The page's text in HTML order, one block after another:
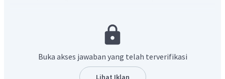
Ketua : RA. Sukonto (Wanito Utomo)
Wakil Ketua : Siti Munjiah (Aisyiah)
Sekretaris II : Siti Sunaryati (Puteri lndonesia)
Bendahara I : RA. Harjodin.ingrat (Wanito Katolik)
Buka akses jawaban yang telah terverifikasi
Lihat Iklan